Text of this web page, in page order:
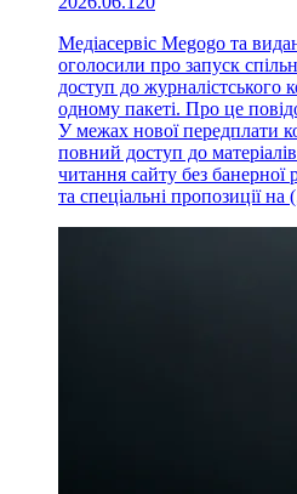
Медіасервіс Megogo та
оголосили про запуск
доступ до журналістського
одному пакеті. Про це
У межах нової передплати
повний доступ до
читання сайту без банерної
та спеціальні пропозиції на